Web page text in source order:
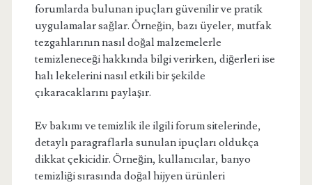
forumlarda bulunan ipuçları güvenilir ve pratik
uygulamalar sağlar. Örneğin, bazı üyeler, mutfak
tezgahlarının nasıl doğal malzemelerle
temizleneceği hakkında bilgi verirken, diğerleri ise
halı lekelerini nasıl etkili bir şekilde
çıkaracaklarını paylaşır.
Ev bakımı ve temizlik ile ilgili forum sitelerinde,
detaylı paragraflarla sunulan ipuçları oldukça
dikkat çekicidir. Örneğin, kullanıcılar, banyo
temizliği sırasında doğal hijyen ürünleri